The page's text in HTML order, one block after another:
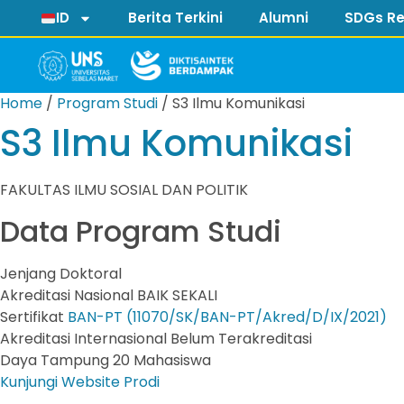
ID Berita Terkini Alumni SDGs
Home / Program Studi / S3 Ilmu Komunikasi
S3 Ilmu Komunikasi
FAKULTAS ILMU SOSIAL DAN POLITIK
Data Program Studi
Jenjang Doktoral
Akreditasi Nasional BAIK SEKALI
Sertifikat BAN-PT (11070/SK/BAN-PT/Akred/D/IX/2021)
Akreditasi Internasional Belum Terakreditasi
Daya Tampung20 Mahasiswa
Kunjungi Website Prodi